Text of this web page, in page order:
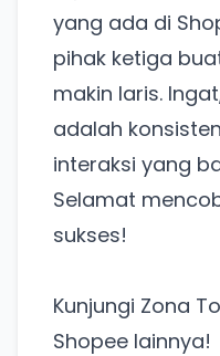
yang ada di
pihak ketiga
makin laris.
adalah
interaksi yang
Selamat
sukses!
Kunjungi Zona
Shopee lainnya!